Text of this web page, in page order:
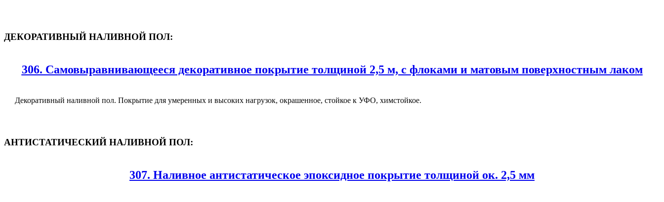
ДЕКОРАТИВНЫЙ НАЛИВНОЙ ПОЛ:
306. Самовыравнивающееся декоративное покрытие толщиной 2,5 м, c флоками и матовым поверхностным лаком
Декоративный наливной пол. Покрытие для умеренных и высоких нагрузок, окрашенное, стойкое к УФО, химстойкое.
АНТИСТАТИЧЕСКИЙ НАЛИВНОЙ ПОЛ:
307. Наливное антистатическое эпоксидное покрытие толщиной ок. 2,5 мм